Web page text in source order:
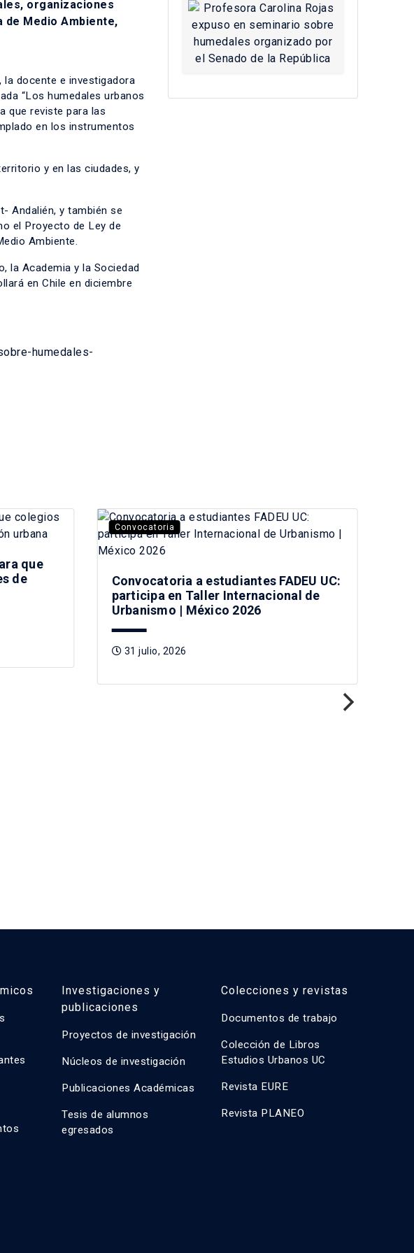
organizaciones
de Medio Ambiente,
la docente e investigadora
“Los humedales urbanos
que reviste para las
en los instrumentos
y en las ciudades, y
Andalién, y también se
el Proyecto de Ley de
Ambiente.
la Academia y la Sociedad
en Chile en diciembre
humedales-
que
de
Convocatoria
Convocatoria a estudiantes FADEU UC:
participa en Taller Internacional de
Urbanismo | México 2026
31 julio, 2026
Investigaciones y
publicaciones
Proyectos de investigación
Núcleos de investigación
Publicaciones Académicas
Tesis de alumnos
egresados
Colecciones y revistas
Documentos de trabajo
Colección de Libros
Estudios Urbanos UC
Revista EURE
Revista PLANEO